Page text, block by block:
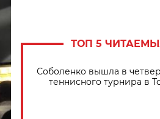
ТОП 5
Соболенко вышла в
теннисного турнира в